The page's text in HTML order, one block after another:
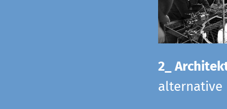
2_
alternative